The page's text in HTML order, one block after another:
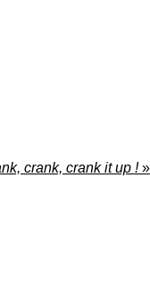
crank, crank it up ! »